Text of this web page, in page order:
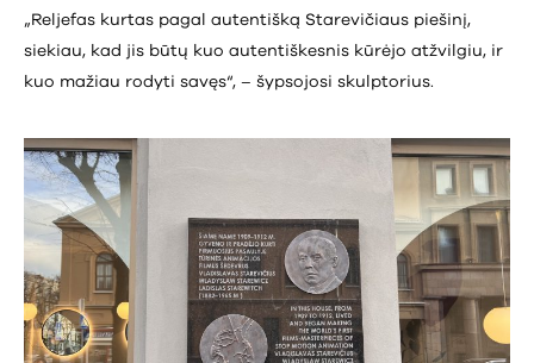
„Reljefas kurtas pagal autentišką Starevičiaus piešinį,
siekiau, kad jis būtų kuo autentiškesnis kūrėjo atžvilgiu, ir
kuo mažiau rodyti savęs“, – šypsojosi skulptorius.